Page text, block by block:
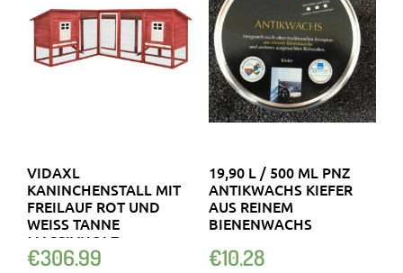
VIDAXL
KANINCHENSTALL MIT
FREILAUF ROT UND
WEISS TANNE M
ASSIVHOLZ
€306.99
19,90 L / 500 ML PNZ
ANTIKWACHS KIEFER
AUS REINEM
BIENENWACHS
€10.28